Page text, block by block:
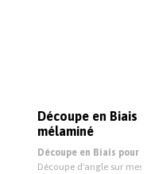
Découpe en Biais
mélaminé
Découpe en Biais pour
Découpe d'angle sur